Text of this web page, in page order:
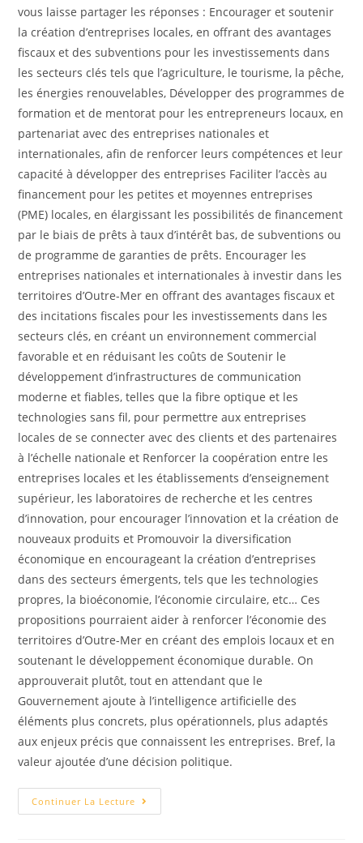
vous laisse partager les réponses : Encourager et soutenir
la création d’entreprises locales, en offrant des avantages
fiscaux et des subventions pour les investissements dans
les secteurs clés tels que l’agriculture, le tourisme, la pêche,
les énergies renouvelables, Développer des programmes de
formation et de mentorat pour les entrepreneurs locaux, en
partenariat avec des entreprises nationales et
internationales, afin de renforcer leurs compétences et leur
capacité à développer des entreprises Faciliter l’accès au
financement pour les petites et moyennes entreprises
(PME) locales, en élargissant les possibilités de financement
par le biais de prêts à taux d’intérêt bas, de subventions ou
de programme de garanties de prêts. Encourager les
entreprises nationales et internationales à investir dans les
territoires d’Outre-Mer en offrant des avantages fiscaux et
des incitations fiscales pour les investissements dans les
secteurs clés, en créant un environnement commercial
favorable et en réduisant les coûts de Soutenir le
développement d’infrastructures de communication
moderne et fiables, telles que la fibre optique et les
technologies sans fil, pour permettre aux entreprises
locales de se connecter avec des clients et des partenaires
à l’échelle nationale et Renforcer la coopération entre les
entreprises locales et les établissements d’enseignement
supérieur, les laboratoires de recherche et les centres
d’innovation, pour encourager l’innovation et la création de
nouveaux produits et Promouvoir la diversification
économique en encourageant la création d’entreprises
dans des secteurs émergents, tels que les technologies
propres, la bioéconomie, l’économie circulaire, etc… Ces
propositions pourraient aider à renforcer l’économie des
territoires d’Outre-Mer en créant des emplois locaux et en
soutenant le développement économique durable. On
approuverait plutôt, tout en attendant que le
Gouvernement ajoute à l’intelligence artificielle des
éléments plus concrets, plus opérationnels, plus adaptés
aux enjeux précis que connaissent les entreprises. Bref, la
valeur ajoutée d’une décision politique.
Continuer La Lecture